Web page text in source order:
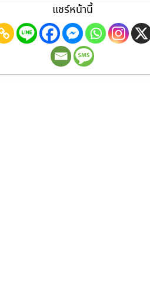
แชร์หน้านี้